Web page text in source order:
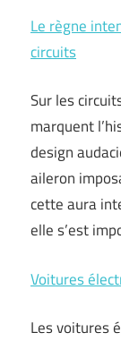
Le règne
circuits
Sur les
marquent
design
aileron
cette aura
elle s’est
Voitures
Les voitures